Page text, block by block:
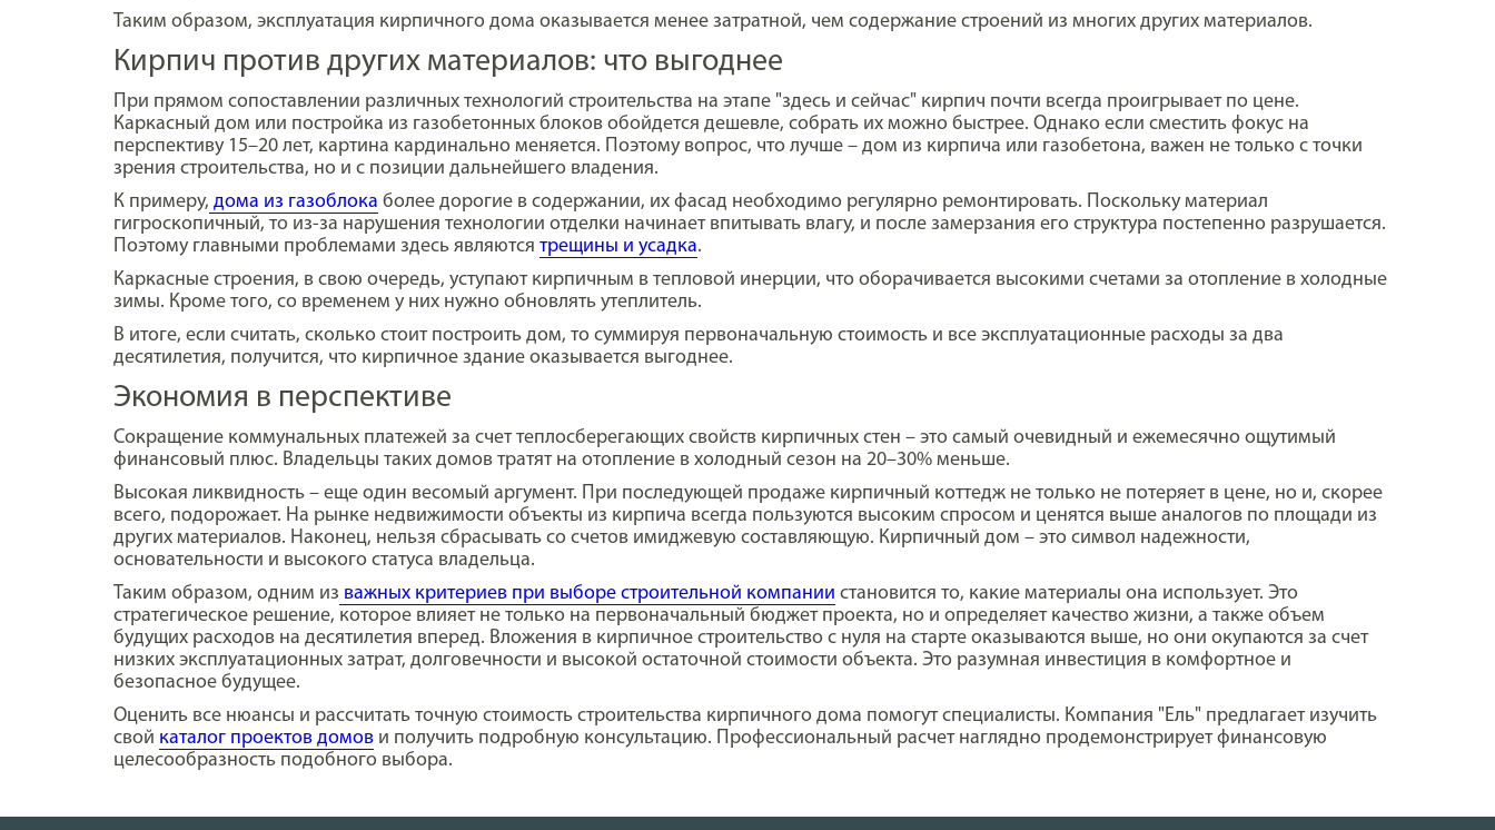
Таким образом, эксплуатация кирпичного дома оказывается менее затратной, чем содержание строений из многих других материалов.
Кирпич против других материалов: что выгоднее
При прямом сопоставлении различных технологий строительства на этапе "здесь и сейчас" кирпич почти всегда проигрывает по цене.
Каркасный дом или постройка из газобетонных блоков обойдется дешевле, собрать их можно быстрее. Однако если сместить фокус на
перспективу 15–20 лет, картина кардинально меняется. Поэтому вопрос, что лучше – дом из кирпича или газобетона, важен не только с точки
зрения строительства, но и с позиции дальнейшего владения.
К примеру, дома из газоблока более дорогие в содержании, их фасад необходимо регулярно ремонтировать. Поскольку материал
гигроскопичный, то из-за нарушения технологии отделки начинает впитывать влагу, и после замерзания его структура постепенно разрушается.
Поэтому главными проблемами здесь являются трещины и усадка.
Каркасные строения, в свою очередь, уступают кирпичным в тепловой инерции, что оборачивается высокими счетами за отопление в холодные
зимы. Кроме того, со временем у них нужно обновлять утеплитель.
В итоге, если считать, сколько стоит построить дом, то суммируя первоначальную стоимость и все эксплуатационные расходы за два
десятилетия, получится, что кирпичное здание оказывается выгоднее.
Экономия в перспективе
Сокращение коммунальных платежей за счет теплосберегающих свойств кирпичных стен – это самый очевидный и ежемесячно ощутимый
финансовый плюс. Владельцы таких домов тратят на отопление в холодный сезон на 20–30% меньше.
Высокая ликвидность – еще один весомый аргумент. При последующей продаже кирпичный коттедж не только не потеряет в цене, но и, скорее
всего, подорожает. На рынке недвижимости объекты из кирпича всегда пользуются высоким спросом и ценятся выше аналогов по площади из
других материалов. Наконец, нельзя сбрасывать со счетов имиджевую составляющую. Кирпичный дом – это символ надежности,
основательности и высокого статуса владельца.
Таким образом, одним из важных критериев при выборе строительной компании становится то, какие материалы она использует. Это
стратегическое решение, которое влияет не только на первоначальный бюджет проекта, но и определяет качество жизни, а также объем
будущих расходов на десятилетия вперед. Вложения в кирпичное строительство с нуля на старте оказываются выше, но они окупаются за счет
низких эксплуатационных затрат, долговечности и высокой остаточной стоимости объекта. Это разумная инвестиция в комфортное и
безопасное будущее.
Оценить все нюансы и рассчитать точную стоимость строительства кирпичного дома помогут специалисты. Компания "Ель" предлагает изучить
свой каталог проектов домов и получить подробную консультацию. Профессиональный расчет наглядно продемонстрирует финансовую
целесообразность подобного выбора.